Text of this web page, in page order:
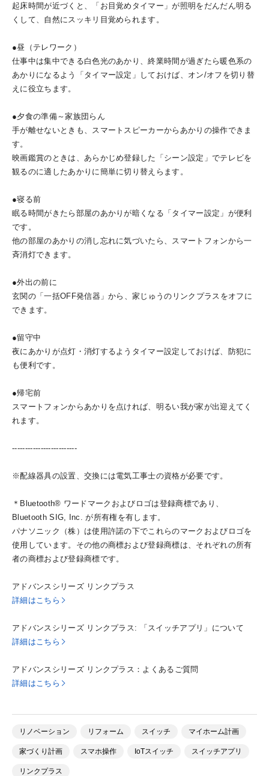
起床時間が近づくと、「お目覚めタイマー」が照明をだんだん明る
くして、自然にスッキリ目覚められます。
●昼（テレワーク）
仕事中は集中できる白色光のあかり、終業時間が過ぎたら暖色系の
あかりになるよう「タイマー設定」しておけば、オン/オフを切り替
えに役立ちます。
●夕食の準備～家族団らん
手が離せないときも、スマートスピーカーからあかりの操作できま
す。
映画鑑賞のときは、あらかじめ登録した「シーン設定」でテレビを
観るのに適したあかりに簡単に切り替えらます。
●寝る前
眠る時間がきたら部屋のあかりが暗くなる「タイマー設定」が便利
です。
他の部屋のあかりの消し忘れに気づいたら、スマートフォンから一
斉消灯できます。
●外出の前に
玄関の「一括OFF発信器」から、家じゅうのリンクプラスをオフに
できます。
●留守中
夜にあかりが点灯・消灯するようタイマー設定しておけば、防犯に
も便利です。
●帰宅前
スマートフォンからあかりを点ければ、明るい我が家が出迎えてく
れます。
-------------------------
※配線器具の設置、交換には電気工事士の資格が必要です。
＊Bluetooth® ワードマークおよびロゴは登録商標であり、
Bluetooth SIG, Inc. が所有権を有します。
パナソニック（株）は使用許諾の下でこれらのマークおよびロゴを
使用しています。その他の商標および登録商標は、それぞれの所有
者の商標および登録商標です。
アドバンスシリーズ リンクプラス
詳細はこちら
アドバンスシリーズ リンクプラス: 「スイッチアプリ」について
詳細はこちら
アドバンスシリーズ リンクプラス：よくあるご質問
詳細はこちら
リノベーション リフォーム スイッチ マイホーム計画
家づくり計画 スマホ操作 IoTスイッチ スイッチアプリ
リンクプラス